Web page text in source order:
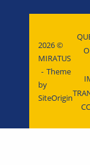
2026 ©
MIRATUS
Theme
by
SiteOrigin